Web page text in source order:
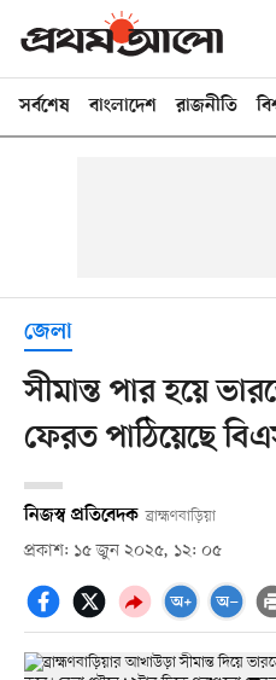
সর্বশেষ বাংলাদেশ রাজনীতি
জেলা
সীমান্ত পার হয়ে
ফেরত পাঠিয়েছে
নিজস্ব প্রতিবেদক ব্রাহ্মণবাড়িয়া
প্রকাশ: ১৫ জুন ২০২৫, ১২: ০৫